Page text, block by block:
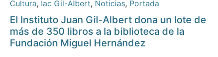
Cultura, Iac Gil-Albert, Noticias, Portada
El Instituto Juan Gil-Albert dona un lote de
más de 350 libros a la biblioteca de la
Fundación Miguel Hernández